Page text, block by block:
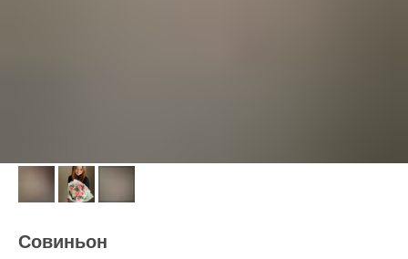
Совиньон